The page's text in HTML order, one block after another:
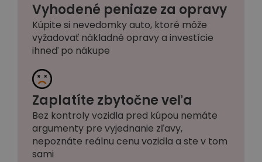
Vyhodené peniaze za opravy
Kúpite si nevedomky auto, ktoré môže
vyžadovať nákladné opravy a investície
ihneď po nákupe
Zaplatíte zbytočne veľa
Bez kontroly vozidla pred kúpou nemáte
argumenty pre vyjednanie zľavy,
nepoznáte reálnu cenu vozidla a ste v tom
sami